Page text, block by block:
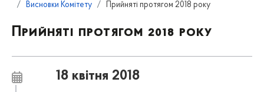
Висновки Комітету
Прийняті протягом 2018 року
Прийняті протягом 2018 року
18 квітня 2018